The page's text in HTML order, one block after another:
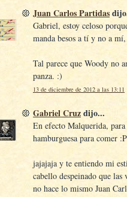
Juan Carlos Partidas
Gabriel, estoy celoso
manda besos a tí y no a
Tal parece que Woody no
panza. :)
13 de diciembre de 2012 a las 13:11
Gabriel Cruzdijo...
En efecto Malquerida,
hamburguesa para comer
jajajaja y te entiendo mi
cabello despeinado que las
no hace lo mismo Juan